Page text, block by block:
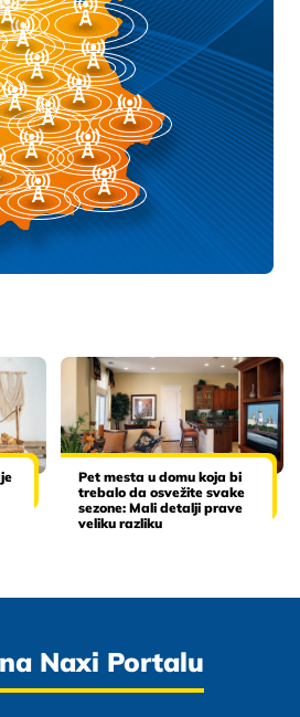
Pet mesta u domu koja bi
trebalo da osvežite svake
sezone: Mali detalji prave
veliku razliku
Naxi Portalu